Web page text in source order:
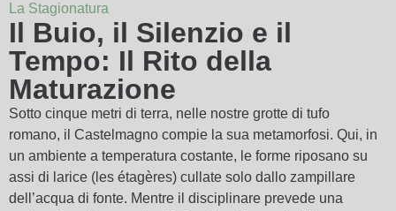
La Stagionatura
Il Buio, il Silenzio e il
Tempo: Il Rito della
Maturazione
Sotto cinque metri di terra, nelle nostre grotte di tufo
romano, il Castelmagno compie la sua metamorfosi. Qui, in
un ambiente a temperatura costante, le forme riposano su
assi di larice (les étagères) cullate solo dallo zampillare
dell’acqua di fonte. Mentre il disciplinare prevede una